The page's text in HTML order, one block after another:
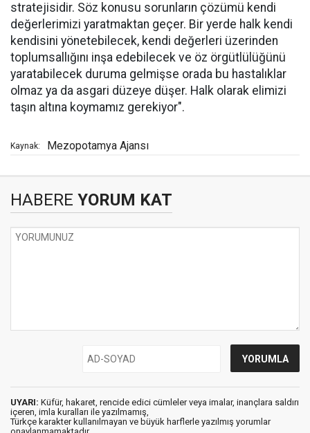
stratejisidir. Söz konusu sorunların çözümü kendi
değerlerimizi yaratmaktan geçer. Bir yerde halk kendi
kendisini yönetebilecek, kendi değerleri üzerinden
toplumsallığını inşa edebilecek ve öz örgütlülüğünü
yaratabilecek duruma gelmişse orada bu hastalıklar
olmaz ya da asgari düzeye düşer. Halk olarak elimizi
taşın altına koymamız gerekiyor".
Kaynak: Mezopotamya Ajansı
HABERE YORUM KAT
UYARI: Küfür, hakaret, rencide edici cümleler veya imalar, inançlara saldırı
içeren, imla kuralları ile yazılmamış,
Türkçe karakter kullanılmayan ve büyük harflerle yazılmış yorumlar